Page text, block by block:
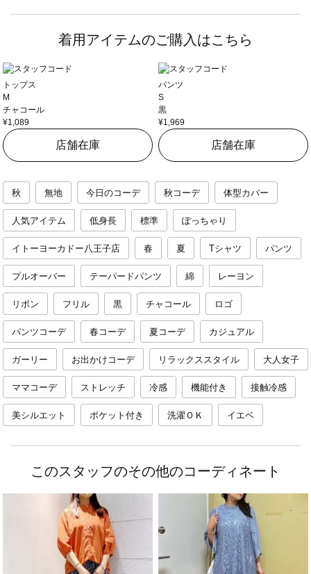
着用アイテムのご購入はこちら
トップス
M
チャコール
¥1,089
店舗在庫
パンツ
S
黒
¥1,969
店舗在庫
秋 無地 今日のコーデ 秋コーデ 体型カバー
人気アイテム 低身長 標準 ぽっちゃり
イトーヨーカドー八王子店 春 夏 Tシャツ パンツ
プルオーバー テーパードパンツ 綿 レーヨン
リボン フリル 黒 チャコール ロゴ
パンツコーデ 春コーデ 夏コーデ カジュアル
ガーリー お出かけコーデ リラックススタイル 大人女子
ママコーデ ストレッチ 冷感 機能付き 接触冷感
美シルエット ポケット付き 洗濯ＯＫ イエベ
このスタッフのその他のコーディネート